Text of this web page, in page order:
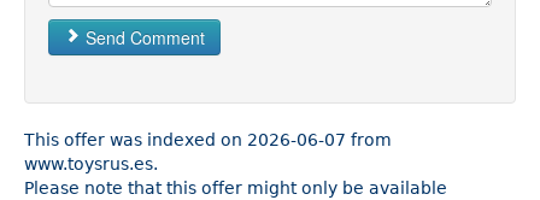
Send Comment
This offer was indexed on 2026-06-07 from
www.toysrus.es.
Please note that this offer might only be available